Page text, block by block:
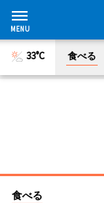
33°C 食べる
食べる